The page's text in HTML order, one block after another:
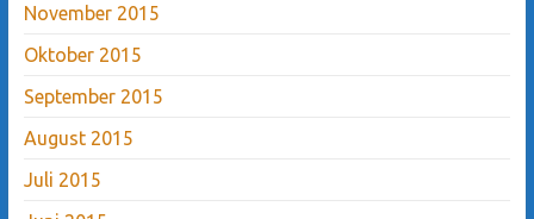
November 2015
Oktober 2015
September 2015
August 2015
Juli 2015